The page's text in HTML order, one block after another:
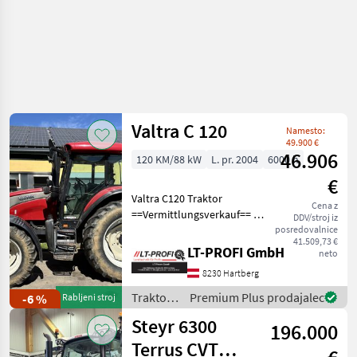
-6 % Rabljeni stroj
Valtra C 120
Namesto:
49.900 €
46.906
€
Cena z
DDV/stroj iz
posredovalnice
41.509,73 €
neto
120 KM/88 kW L. pr. 2004 6000 h
Valtra C120 Traktor
==Vermittlungsverkauf== -4
Fronthydraulik -
Frontzapfwelle -1 DW
Steuergerät Vorne -6000h
-480/65R28 vorne 600
LT-PROFI GmbH
8230 Hartberg
Traktor /
Valtra
Premium Plus prodajalec
Steyr 6300
Terrus CVT
196.000